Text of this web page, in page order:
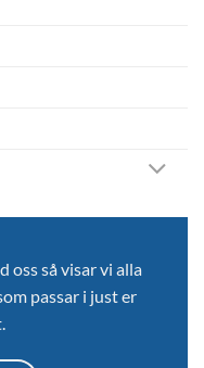
oss så visar vi alla
passar i just er